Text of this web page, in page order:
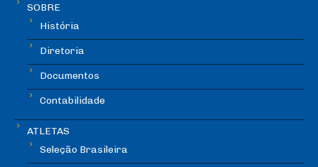
SOBRE
História
Diretoria
Documentos
Contabilidade
ATLETAS
Seleção Brasileira